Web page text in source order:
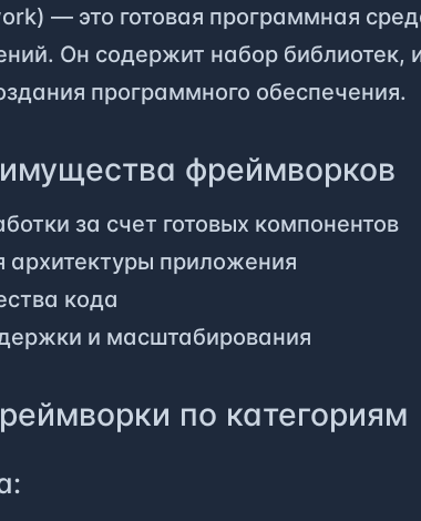
— это готовая программная
Он содержит набор библиотек,
программного обеспечения.
фреймворков
за счет готовых компонентов
архитектуры приложения
кода
и масштабирования
по категориям